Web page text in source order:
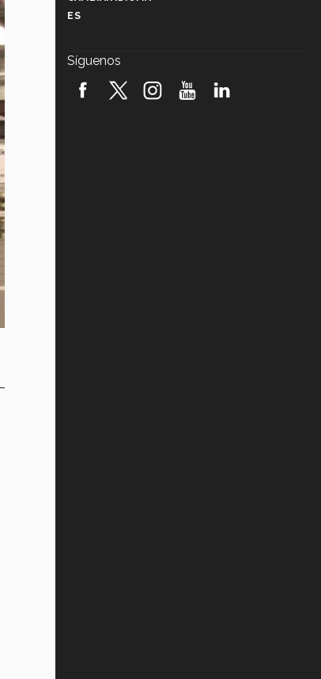
robótica FIRST 2026! (video)
ES
Síguenos